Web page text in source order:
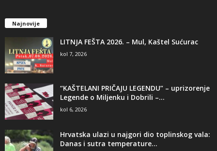
Najnovije
LITNJA FEŠTA 2026. – Mul, Kaštel Sućurac
kol 7, 2026
“KAŠTELANI PRIČAJU LEGENDU” – uprizorenje
Legende o Miljenku i Dobrili –...
kol 6, 2026
Hrvatska ulazi u najgori dio toplinskog vala:
Danas i sutra temperature...